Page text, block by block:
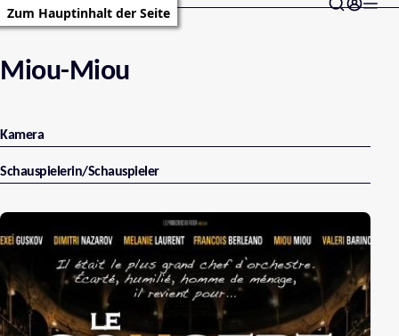
Zum Hauptinhalt der Seite
Miou-Miou
Kamera
Schauspielerin/Schauspieler